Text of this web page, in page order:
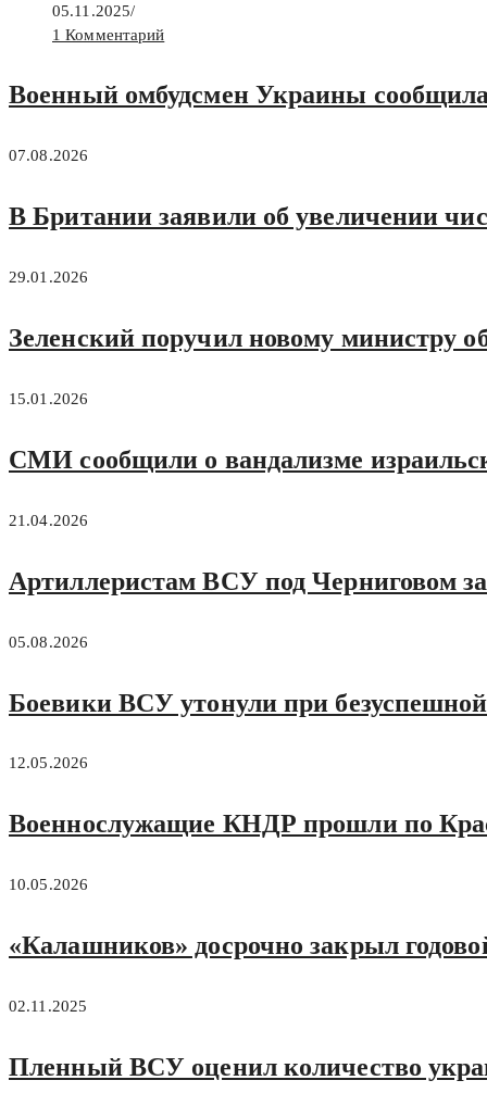
05.11.2025/
1 Комментарий
Военный омбудсмен Украины
07.08.2026
В Британии заявили об увеличении
29.01.2026
Зеленский поручил новому министру
15.01.2026
СМИ сообщили о вандализме
21.04.2026
Артиллеристам ВСУ под Черниговом
05.08.2026
Боевики ВСУ утонули при
12.05.2026
Военнослужащие КНДР прошли по
10.05.2026
«Калашников» досрочно закрыл
02.11.2025
Пленный ВСУ оценил количество